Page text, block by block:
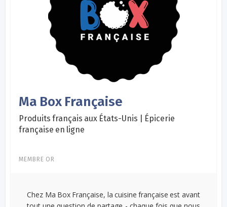
Ma Box Française
Produits français aux États-Unis | Épicerie
française en ligne
MEMBRE OR
Chez Ma Box Française, la cuisine française est avant